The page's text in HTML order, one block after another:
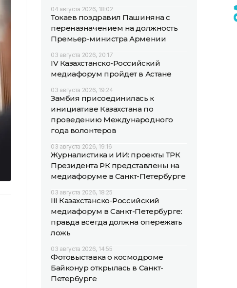
04 августа 2026, 18:02
Токаев поздравил Пашиняна с
переназначением на должность
Премьер-министра Армении
03 августа 2026, 20:17
IV Казахстанско-Российский
медиафорум пройдет в Астане
03 августа 2026, 19:24
Замбия присоединилась к
инициативе Казахстана по
проведению Международного
года волонтеров
03 августа 2026, 19:16
Журналистика и ИИ: проекты ТРК
Президента РК представлены на
медиафоруме в Санкт-Петербурге
03 августа 2026, 18:25
III Казахстанско-Российский
медиафорум в Санкт-Петербурге:
правда всегда должна опережать
ложь
03 августа 2026, 14:55
Фотовыставка о космодроме
Байконур открылась в Санкт-
Петербурге